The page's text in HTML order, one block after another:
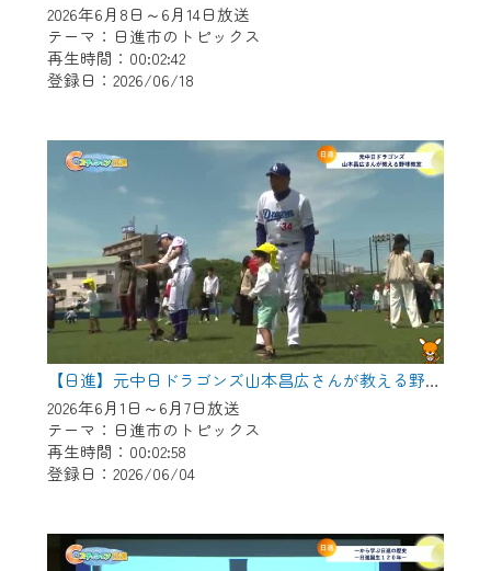
2026年6月8日～6月14日放送
テーマ：日進市のトピックス
再生時間：00:02:42
登録日：2026/06/18
【日進】元中日ドラゴンズ山本昌広さんが教える野球教室
2026年6月1日～6月7日放送
テーマ：日進市のトピックス
再生時間：00:02:58
登録日：2026/06/04